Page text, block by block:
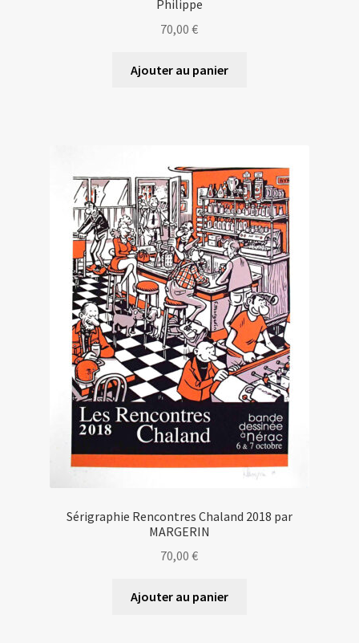
Philippe
70,00€
Ajouter au panier
Sérigraphie Rencontres Chaland 2018 par
MARGERIN
70,00€
Ajouter au panier